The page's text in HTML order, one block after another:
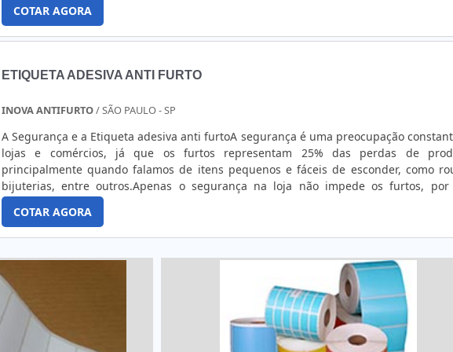
as quais estão: Impressão de etiquetas adesivas em Off-Set para grandes
Impressão digital para tiragens menores.Informações adicionaisAlguns
exposição das etiquetas adesivas às intempéries do tempo, é essencial
acabamento com verniz ultravioleta. Outra opção é o tratamento corona.A Mack
com o produto do cliente.Peça já uma cotação dos adesivos para empresas!
COTAR AGORA
ETIQUETA ADESIVA ANTI FURTO
INOVA ANTIFURTO/ SÃO PAULO - SP
A Segurança e a Etiqueta adesiva anti furtoA segurança é uma preocupação
lojas e comércios, já que os furtos representam 25% das perdas de
principalmente quando falamos de itens pequenos e fáceis de esconder, como
bijuterias, entre outros.Apenas o segurança na loja não impede os furtos, por
instala-se nos produtos a chamada etiqueta adesiva anti furto, que serve para
alarme instalado na frente da loja que aquele produto está sendo roubado.As
são feitas de papel couchê, são finas e muito parecidas com etiquetas de
passar pelo alarme, emite uma frequência específica, ou a mais utilizada que é
de uma microbateria e uma antena com duas frequências (RF e AM) em seu interior,
emite uma frequência magnética para o receptor instalado na saída da loja,
alarme. Por serem pequenas, acabam passando despercebidas e a pessoa que
furtando não retira a etiqueta, sendo facilmente denunciada pelo alarme.As
COTAR AGORA